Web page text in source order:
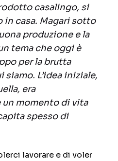
casalingo, si
in casa. Magari sotto
produzione e la
tema che oggi è
per la brutta
L’idea iniziale,
era
momento di vita
spesso di
lavorare e di voler